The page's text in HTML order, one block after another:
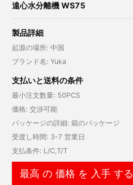
遠心水分離機 WS75
製品詳細
起源の場所: 中国
ブランド名: Yuka
支払いと送料の条件
最小注文数量: 50PCS
価格: 交渉可能
パッケージの詳細: 箱のパッケージ
受渡し時間: 3-7 営業日
支払条件: L/C,T/T
最高 の 価格 を 入手 する